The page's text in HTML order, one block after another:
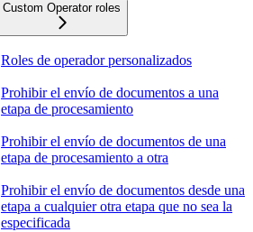
Custom Operator roles
Roles de operador personalizados
Prohibir el envío de documentos a una
etapa de procesamiento
Prohibir el envío de documentos de una
etapa de procesamiento a otra
Prohibir el envío de documentos desde una
etapa a cualquier otra etapa que no sea la
especificada